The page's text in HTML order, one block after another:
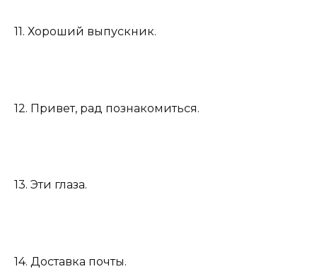
11. Хороший выпускник.
12. Привет, рад познакомиться.
13. Эти глаза.
14. Доставка почты.